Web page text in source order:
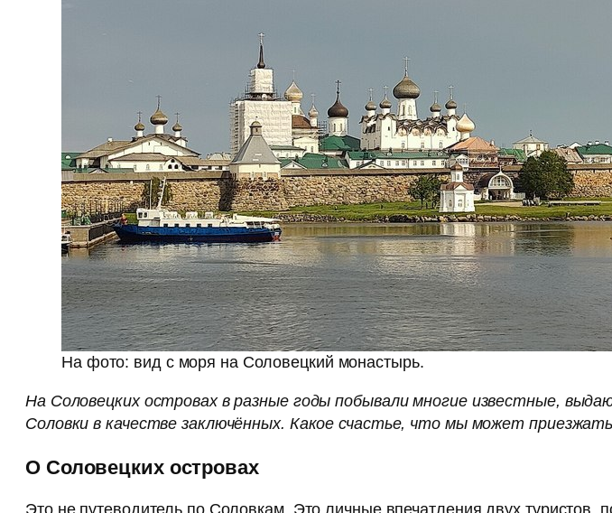
На фото: вид с моря на Соловецкий монастырь.
На Соловецких островах в разные годы побывали многие известные,
Соловки в качестве заключённых. Какое счастье, что мы может
О Соловецких островах
Это не путеводитель по Соловкам. Это личные впечатления двух туристов,